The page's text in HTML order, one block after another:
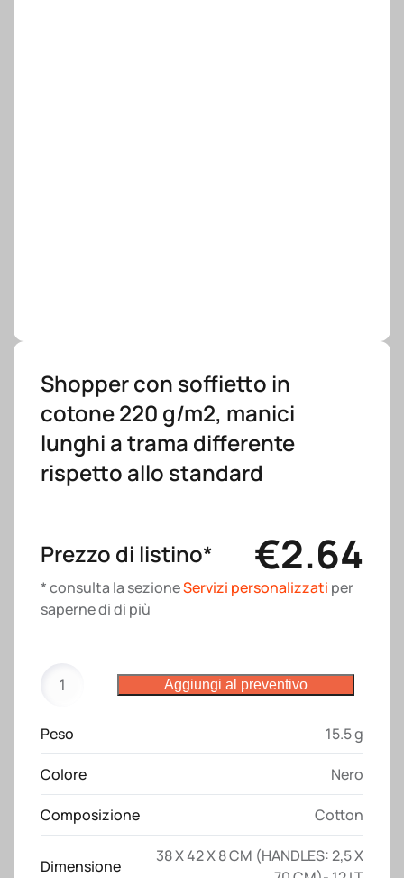
Shopper con soffietto in
cotone 220 g/m2, manici
lunghi a trama differente
rispetto allo standard
Prezzo di listino* €2.64
* consulta la sezioneServizi personalizzati per
saperne di di più
con
in
cotone
220
a
differente
Aggiungi al preventivo
Peso 15.5 g
Colore Nero
Composizione Cotton
Dimensione
38 X 42 X 8 CM (HANDLES: 2,5 X